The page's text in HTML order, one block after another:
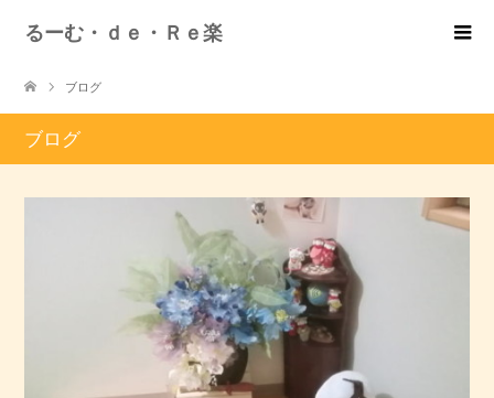
るーむ・ｄｅ・Ｒｅ楽
ブログ
ブログ